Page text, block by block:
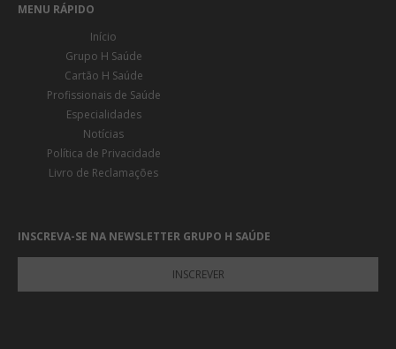
MENU RÁPIDO
Início
Grupo H Saúde
Cartão H Saúde
Profissionais de Saúde
Especialidades
Notícias
Política de Privacidade
Livro de Reclamações
INSCREVA-SE NA NEWSLETTER GRUPO H SAÚDE
INSCREVER